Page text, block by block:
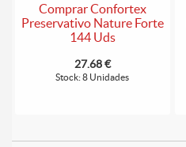
Comprar Confortex
Preservativo Nature Forte
144 Uds
27.68 €
Stock: 8 Unidades